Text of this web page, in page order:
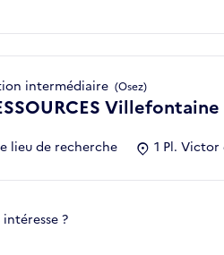
intermédiaire (Osez)
Villefontaine
lieu de recherche 1 Pl. Victor
?